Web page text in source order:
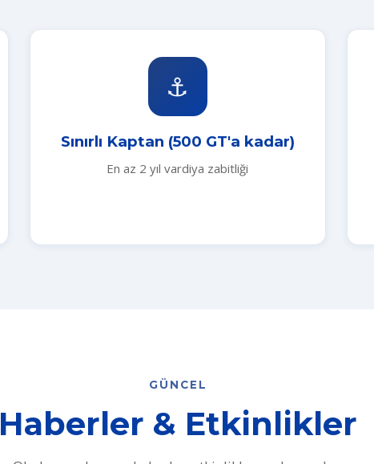
⚓
Sınırlı Kaptan (500 GT'a kadar)
En az 2 yıl vardiya zabitliği
GÜNCEL
Haberler & Etkinlikler